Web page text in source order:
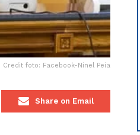
Credit foto: Facebook-Ninel Peia
Share on Email